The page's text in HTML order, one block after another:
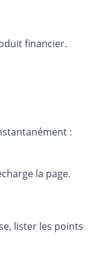
financier.
:
la page.
lister les points